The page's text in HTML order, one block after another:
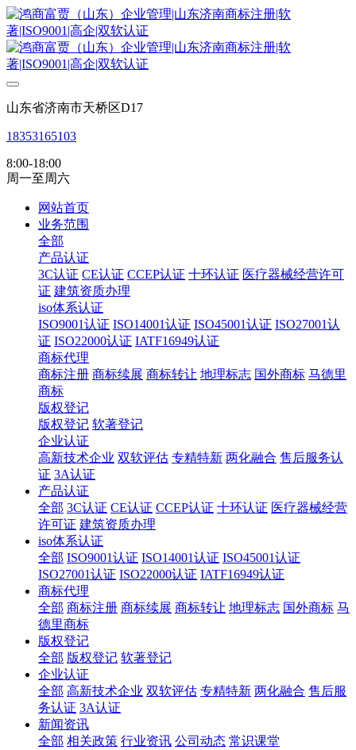
山东省济南市天桥区D17
18353165103
8:00-18:00
周一至周六
网站首页
业务范围
全部
产品认证
3C认证 CE认证 CCEP认证 十环认证 医疗器械经营许可
证 建筑资质办理
iso体系认证
ISO9001认证 ISO14001认证 ISO45001认证 ISO27001认
证 ISO22000认证 IATF16949认证
商标代理
商标注册 商标续展 商标转让 地理标志 国外商标 马德里
商标
版权登记
版权登记 软著登记
企业认证
高新技术企业 双软评估 专精特新 两化融合 售后服务认
证 3A认证
产品认证
全部 3C认证 CE认证 CCEP认证 十环认证 医疗器械经营
许可证 建筑资质办理
iso体系认证
全部 ISO9001认证 ISO14001认证 ISO45001认证
ISO27001认证 ISO22000认证 IATF16949认证
商标代理
全部 商标注册 商标续展 商标转让 地理标志 国外商标 马
德里商标
版权登记
全部 版权登记 软著登记
企业认证
全部 高新技术企业 双软评估 专精特新 两化融合 售后服
务认证 3A认证
新闻资讯
全部 相关政策 行业资讯 公司动态 常识课堂